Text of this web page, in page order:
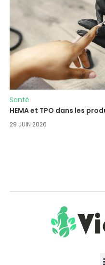
Santé
HEMA et TPO dans les
29 JUIN 2026